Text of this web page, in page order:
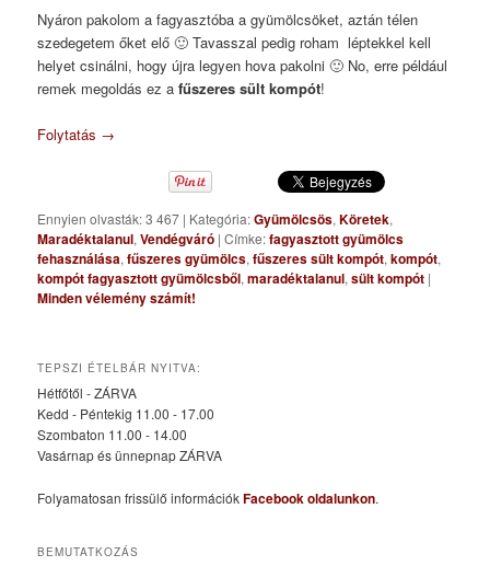
Nyáron pakolom a fagyasztóba a gyümölcsöket, aztán télen
szedegetem őket elő 🙂 Tavasszal pedig roham léptekkel kell
helyet csinálni, hogy újra legyen hova pakolni 🙂 No, erre például
remek megoldás ez afűszeres sült kompót!
Folytatás →
Ennyien olvasták: 3 467 | Kategória:Gyümölcsös,Köretek,
Maradéktalanul,Vendégváró |Címke:fagyasztott gyümölcs
fehasználása,fűszeres gyümölcs,fűszeres sült kompót,kompót,
kompót fagyasztott gyümölcsből,maradéktalanul,sült kompót |
Minden vélemény számít!
TEPSZI ÉTELBÁR NYITVA:
Hétfőtől - ZÁRVA
Kedd - Péntekig 11.00 - 17.00
Szombaton 11.00 - 14.00
Vasárnap és ünnepnap ZÁRVA
Folyamatosan frissülő információkFacebook oldalunkon.
BEMUTATKOZÁS